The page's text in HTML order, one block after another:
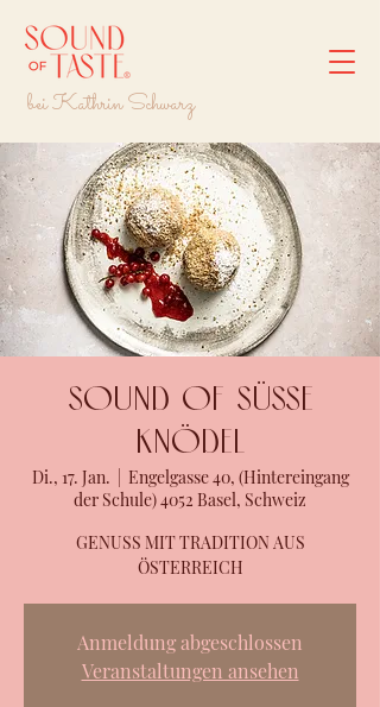
bei Kathrin Schwarz
Sound of süsse
Knödel
Di., 17. Jan.
Engelgasse 40, (Hintereingang
der Schule) 4052 Basel, Schweiz
GENUSS MIT TRADITION AUS
ÖSTERREICH
Anmeldung abgeschlossen
Veranstaltungen ansehen